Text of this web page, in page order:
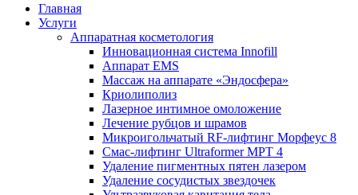
Главная
Услуги
Аппаратная косметология
Инновационная система Innofill
Аппарат EMS
Массаж на аппарате «Эндосфера»
Криолиполиз
Лазерное интимное омоложение
Лечение рубцов и шрамов
Микроигольчатый RF-лифтинг Морфеус 8
Смас-лифтинг Ultraformer MPT 4
Удаление пигментных пятен лазером
Удаление сосудистых звездочек